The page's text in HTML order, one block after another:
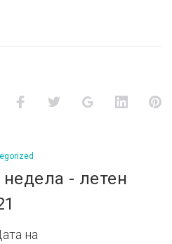
FacebookTwitter Google+
- летен
на